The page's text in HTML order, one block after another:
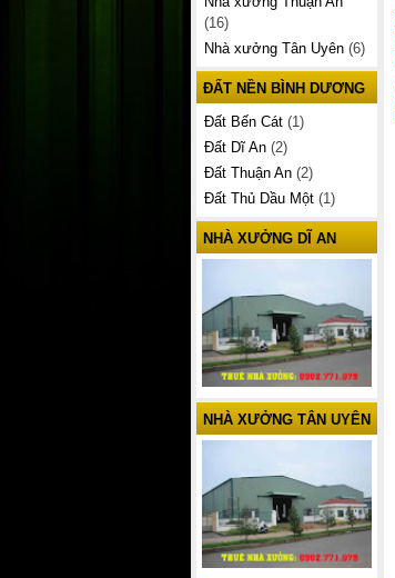
(16)
Nhà xưởng Tân Uyên (6)
ĐẤT NỀN BÌNH DƯƠNG
Đất Bến Cát (1)
Đất Dĩ An (2)
Đất Thuận An (2)
Đất Thủ Dầu Một (1)
NHÀ XƯỞNG DĨ AN
NHÀ XƯỞNG TÂN UYÊN